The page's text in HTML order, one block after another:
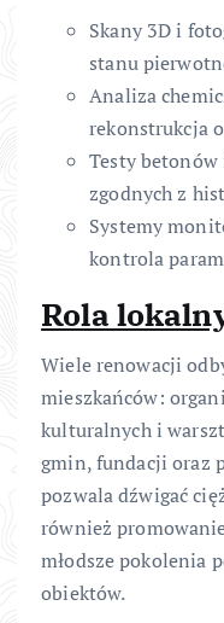
Skany 3D i
stanu
Analiza
rekonstrukcja
Testy betonów
zgodnych z
Systemy
kontrola
Rola
Wiele renowacji
mieszkańców:
kulturalnych i
gmin, fundacji oraz
pozwala dźwigać
również
młodsze pokolenia
obiektów.